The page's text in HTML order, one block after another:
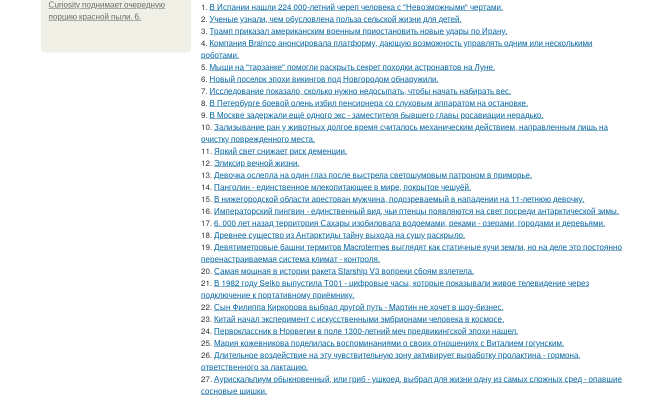
Curiosity поднимает очередную
порцию красной пыли. 6.
1. В Испании нашли 224 000-летний череп человека с "Невозможными" чертами.
2. Ученые узнали, чем обусловлена польза сельской жизни для детей.
3. Трамп приказал американским военным приостановить новые удары по Ирану.
4. Компания Brainco анонсировала платформу, дающую возможность управлять одним или несколькими
роботами.
5. Мыши на "тарзанке" помогли раскрыть секрет походки астронавтов на Луне.
6. Новый поселок эпохи викингов под Новгородом обнаружили.
7. Исследование показало, сколько нужно недосыпать, чтобы начать набирать вес.
8. В Петербурге боевой олень избил пенсионера со слуховым аппаратом на остановке.
9. В Москве задержали ещё одного экс - заместителя бывшего главы росавиации нерадько.
10. Зализывание ран у животных долгое время считалось механическим действием, направленным лишь на
очистку поврежденного места.
11. Яркий свет снижает риск деменции.
12. Эликсир вечной жизни.
13. Девочка ослепла на один глаз после выстрела светошумовым патроном в приморье.
14. Панголин - единственное млекопитающее в мире, покрытое чешуёй.
15. В нижегородской области арестован мужчина, подозреваемый в нападении на 11-летнюю девочку.
16. Императорский пингвин - единственный вид, чьи птенцы появляются на свет посреди антарктической зимы.
17. 6. 000 лет назад территория Сахары изобиловала водоемами, реками - озерами, городами и деревьями.
18. Древнее существо из Антарктиды тайну выхода на сушу раскрыло.
19. Девятиметровые башни термитов Macrotermes выглядят как статичные кучи земли, но на деле это постоянно
перенастраиваемая система климат - контроля.
20. Самая мощная в истории ракета Starship V3 вопреки сбоям взлетела.
21. В 1982 году Seiko выпустила T001 - цифровые часы, которые показывали живое телевидение через
подключение к портативному приёмнику.
22. Сын Филиппa Киркоровa выбрал другой путь - Mартин не хочет в шоy-бизнес.
23. Китай начал эксперимент с искусственными эмбрионами человека в космосе.
24. Первоклассник в Норвегии в поле 1300-летний меч предвикингской эпохи нашел.
25. Мария кожевникова поделилась воспоминаниями о своих отношениях с Виталием гогунским.
26. Длительное воздействие на эту чувствительную зону активирует выработку пролактина - гормона,
ответственного за лактацию.
27. Аурискальпиум обыкновенный, или гриб - ушкоед, выбрал для жизни одну из самых сложных сред - опавшие
сосновые шишки.